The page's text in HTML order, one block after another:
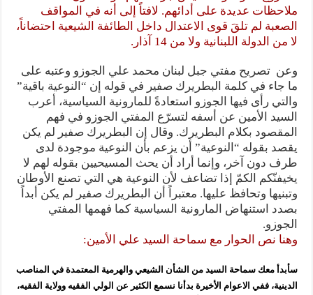
ملاحظات عديدة على أدائهم. لافتاً إلى أنه في المواقف
الصعبة لم تلقَ قوى الاعتدال داخل الطائفة الشيعية احتضاناً،
لا من الدولة اللبنانية ولا من 14 آذار.
وعن تصريح مفتي جبل لبنان محمد علي الجوزو وعتبه على
ما جاء في كلمة البطريرك صفير في قوله إن “النوعية باقية”
والتي رأى فيها الجوزو استعادةً للمارونية السياسية، أعرب
السيد الأمين عن أسفه لتسرّع المفتي الجوزو في فهم
المقصود بكلام البطريرك. وقال إن البطريرك صفير لم يكن
يقصد بقوله “النوعية” أن يزعم بأن النوعية موجودة لدى
طرف دون آخر، وإنما أراد أن يحث المسيحيين بقوله لهم لا
يخيفنّكم الكمّ إذا تضاعف لأن النوعية هي التي تصنع الأوطان
وتبنيها وتحافظ عليها. معتبراً أن البطريرك صفير لم يكن أبداً
بصدد استنهاض المارونية السياسية كما فهمها المفتي
الجوزو.
وهنا نص الحوار مع سماحة السيد علي الأمين:
سأبدأ معك سماحة السيد من الشأن الشيعي والهرمية المعتمدة في المناصب
الدينية، ففي الاعوام الأخيرة بدأنا نسمع الكثير عن الولي الفقيه وولاية الفقيه،